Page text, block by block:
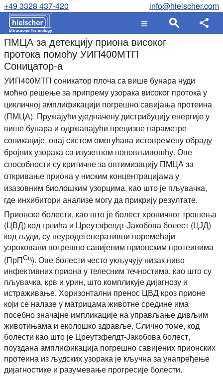
+49 3328 437-420 info@hielscher.com
ПМЦА за детекцију приона високог
протока помоћу УИП400МТП
Соницатор-а
УИП400МТП соникатор плоча са више бунара нуди
моћно решење за припрему узорака високог протока у
цикличној амплификацији погрешно савијања протеина
(ПМЦА). Пружајући уједначену дистрибуцију енергије у
више бунара и одржавајући прецизне параметре
соникације, овај систем омогућава истовремену обраду
бројних узорака са изузетном поновљивошћу. Ове
способности су критичне за оптимизацију ПМЦА за
откривање приона у ниским концентрацијама у
изазовним биолошким узорцима, као што је пљувачка,
где инхибитори анализе могу да прикрију резултате.
Прионске болести, као што је болест хроничног трошења
(ЦВД) код грлића и Цреутзфелдт-Јакобова болест (ЦЈД)
код људи, су неуродегенеративни поремећаји
узроковани погрешно савијеним прионским протеинима
(ПрПСц). Ове болести често укључују низак ниво
инфективних приона у телесним течностима, као што су
пљувачка, крв и урин, што компликује дијагнозу и
истраживање. Хоризонтални пренос ЦВД кроз прионе
који се налазе у матрицама животне средине има
посебно значајне импликације на управљање дивљим
животињама и еколошко здравље. Слично томе, код
болести као што је Цреутзфелдт-Јакобова болест,
поуздана амплификација погрешно савијених прионских
протеина из људских узорака је кључна за унапређење
дијагностике и разумевање прогресије болести.